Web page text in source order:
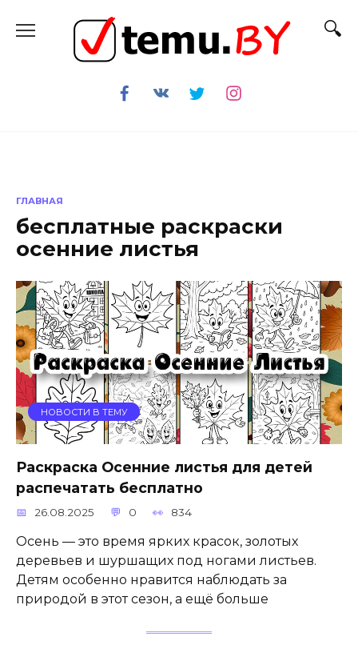
содержанию
ГЛАВНАЯ
бесплатные раскраски
осенние листья
НОВОСТИ В ТЕМУ
Раскраска Осенние листья для детей
распечатать бесплатно
26.08.2025 0 834
Осень — это время ярких красок, золотых
деревьев и шуршащих под ногами листьев.
Детям особенно нравится наблюдать за
природой в этот сезон, а ещё больше